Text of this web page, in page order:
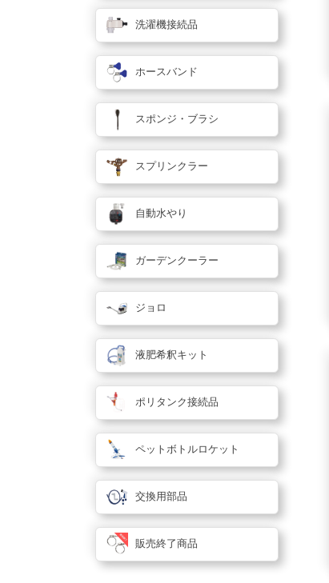
洗濯機接続品
ホースバンド
スポンジ・ブラシ
スプリンクラー
自動水やり
ガーデンクーラー
ジョロ
液肥希釈キット
ポリタンク接続品
ペットボトルロケット
交換用部品
販売終了商品